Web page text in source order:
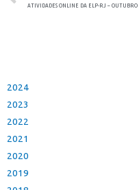
2024
2023
2022
2021
2020
2019